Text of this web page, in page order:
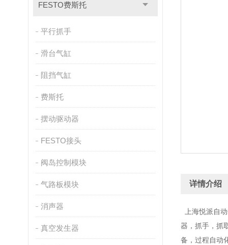
FESTO费斯托
平行抓手
滑台气缸
阻挡气缸
费斯托
摆动驱动器
FESTO接头
阀岛控制模块
气路板模块
消声器
真空发生器
详情介绍
上海悦派自
器，抓手，抓
备，过程自动